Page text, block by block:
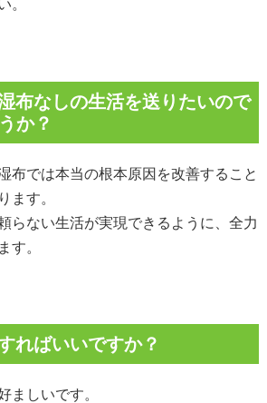
。
布なしの生活を送りたいので
か？
布では本当の根本原因を改善すること
ます。
らない生活が実現できるように、全力
す。
ればいいですか？
ましいです。